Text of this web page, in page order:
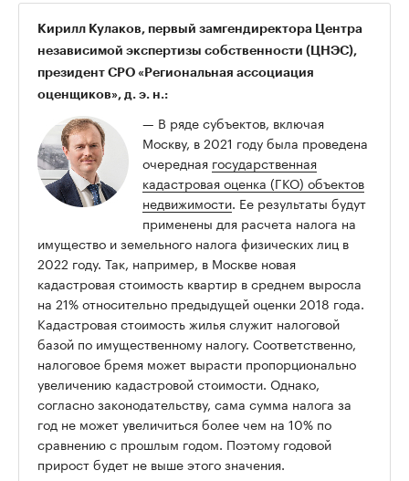
Кирилл Кулаков, первый замгендиректора Центра
независимой экспертизы собственности (ЦНЭС),
президент СРО «Региональная ассоциация
оценщиков», д. э. н.:
— В ряде субъектов, включая
Москву, в 2021 году была проведена
очередная государственная
кадастровая оценка (ГКО) объектов
недвижимости. Ее результаты будут
применены для расчета налога на
имущество и земельного налога физических лиц в
2022 году. Так, например, в Москве новая
кадастровая стоимость квартир в среднем выросла
на 21% относительно предыдущей оценки 2018 года.
Кадастровая стоимость жилья служит налоговой
базой по имущественному налогу. Соответственно,
налоговое бремя может вырасти пропорционально
увеличению кадастровой стоимости. Однако,
согласно законодательству, сама сумма налога за
год не может увеличиться более чем на 10% по
сравнению с прошлым годом. Поэтому годовой
прирост будет не выше этого значения.